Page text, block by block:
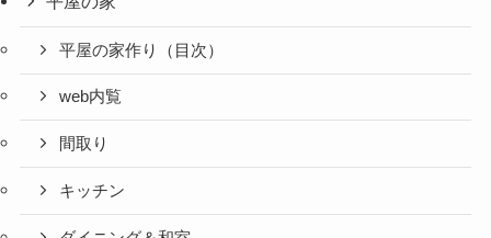
平屋の家作り（目次）
web内覧
間取り
キッチン